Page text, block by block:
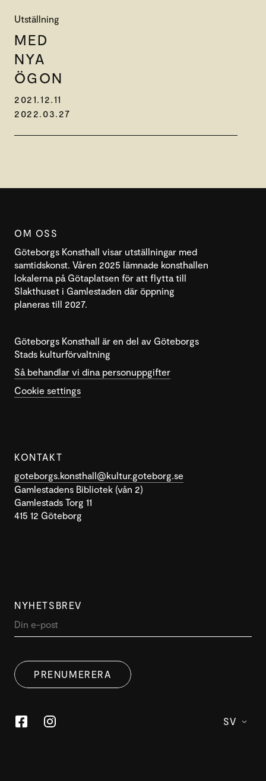
Utställning
MED
NYA
ÖGON
2021.12.11
2022.03.27
OM OSS
Göteborgs Konsthall visar utställningar med
samtidskonst. Våren 2025 lämnade konsthallen
lokalerna på Götaplatsen för att flytta till
Slakthuset i Gamlestaden där öppning
planeras till 2027.
Göteborgs Konsthall är en del av Göteborgs
Stads kulturförvaltning
Så behandlar vi dina personuppgifter
Cookie settings
KONTAKT
goteborgs.konsthall@kultur.goteborg.se
Gamlestadens Bibliotek (vån 2)
Gamlestads Torg 11
415 12 Göteborg
NYHETSBREV
PRENUMERERA
SV
COOKIES
webbplats samtycker du till alla cookies i enlighet med
vår cookiepolicy.